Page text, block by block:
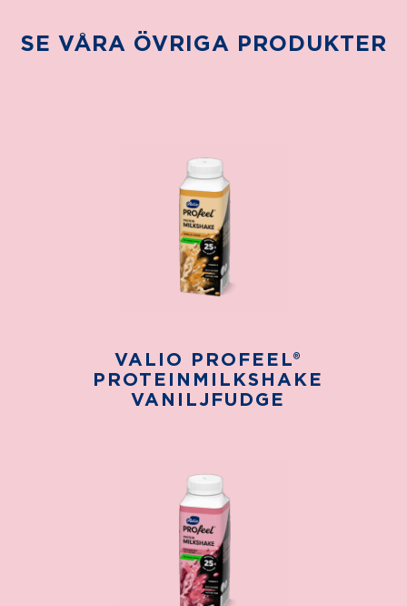
SE VÅRA ÖVRIGA PRODUKTER
VALIO PROFEEL®
PROTEINMILKSHAKE
VANILJFUDGE